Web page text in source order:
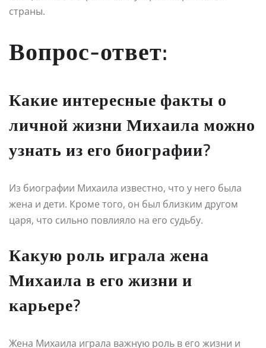
страны.
Вопрос-ответ:
Какие интересные факты о
личной жизни Михаила можно
узнать из его биографии?
Из биографии Михаила известно, что у него была
жена и дети. Кроме того, он был близким другом
царя, что сильно повлияло на его судьбу.
Какую роль играла жена
Михаила в его жизни и
карьере?
Жена Михаила играла важную роль в его жизни и